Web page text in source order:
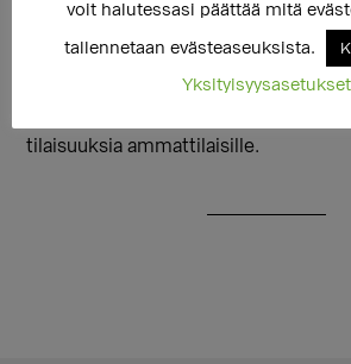
Sukupuolen moninaisuuden
tilaisuuksia ammattilaisille.
voit halutessasi päättää mitä
tallennetaan evästeaseuksista.
Yksityisyysasetukset